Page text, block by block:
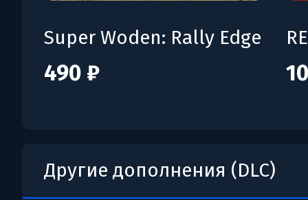
Super Woden: Rally Edge
490 ₽
Другие дополнения (DLC)